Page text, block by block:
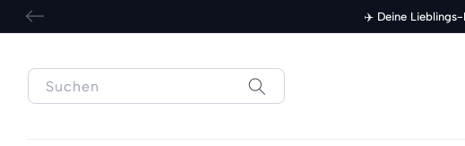
zum
Inhalt
✈️ Deine